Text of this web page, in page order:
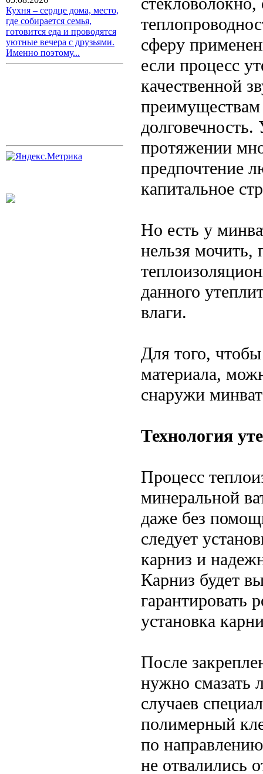
Кухня – сердце дома, место,
где собирается семья,
готовится еда и проводятся
уютные вечера с друзьями.
Именно поэтому...
сферу
если процесс
качественной
преимуществам
долговечность.
протяжении
предпочтение
капитальное
Но есть у
нельзя мочить,
данного
влаги.
Для того,
материала,
снаружи
Технология
Процесс
минеральной
даже без
следует
карниз и
Карниз будет
гарантировать
установка
После
нужно смазать
случаев
полимерный
по
не отвалились